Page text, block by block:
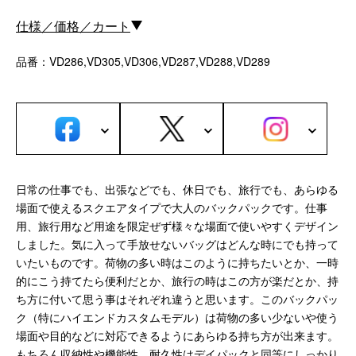
バッグインバッグ
ボストンバッグ
Other
財布／カード、コインケース
ステーショナリー
便利なアタッチメント／パーツ
ショルダーベルト／パット
ストラップ／ネックストラップ
カメラ用ストラップ
キーケース／キーホルダー
スマートキーケース
車／自転車／バイク
仕様／価格／カート
品番：VD286,VD305,VD306,VD287,VD288,VD289
日常の仕事でも、出張などでも、休日でも、旅行でも、あらゆる
場面で使えるスクエアタイプで大人のバックパックです。仕事
用、旅行用など用途を限定ぜず様々な場面で使いやすくデザイン
しました。気に入って手放せないバッグはどんな時にでも持って
いたいものです。荷物の多い時はこのように持ちたいとか、一時
的にこう持てたら便利だとか、旅行の時はこの方が楽だとか、持
ち方に付いて思う事はそれぞれ違うと思います。このバックパッ
ク（特にハイエンドカスタムモデル）は荷物の多い少ないや使う
場面や目的などに対応できるようにあらゆる持ち方が出来ます。